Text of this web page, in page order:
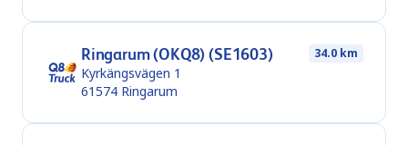
Ringarum (OKQ8) (SE1603) 34.0 km
Kyrkängsvägen 1
61574 Ringarum